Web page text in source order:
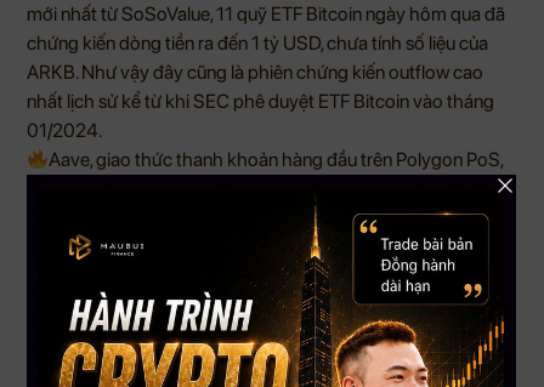
mới nhất từ SoSoValue, 11 quỹ ETF Bitcoin ngày hôm qua đã
chứng kiến dòng tiền ra đến 1 tỷ USD, chưa tính số liệu của
ARKB. Như vậy đây cũng là phiên chứng kiến outflow cao
nhất lịch sử kể từ khi SEC phê duyệt ETF Bitcoin vào tháng
01/2024.
Aave, giao thức thanh khoản hàng đầu trên Polygon PoS,
đồng DAO thông qua đề xuất ngừng dịch vụ cho vay. Động
thái này có thể khiến Polygon đánh mất 300 triệu USD TVL.
Thị trường crypto vừa trải qua một trong những đợt sụt
giảm mạnh nhất trong nhiều năm qua. Theo CoinMarketCap,
tổng vốn hóa thị trường đã lao dốc 8% xuống còn 2,86 nghìn
tỷ USD, mức thấp nhất kể từ tháng 11/2021. Đợt bán tháo này